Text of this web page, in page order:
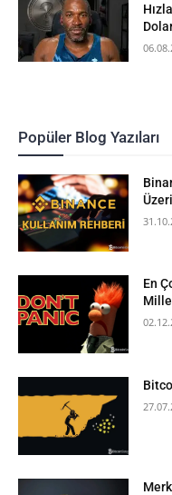
Popüler Blog Yazıları
En